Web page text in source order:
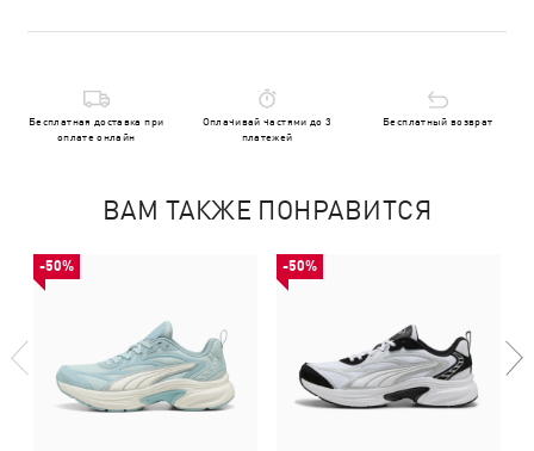
Бесплатная доставка при
оплате онлайн
Оплачивай частями до 3
платежей
Бесплатный возврат
ВАМ ТАКЖЕ ПОНРАВИТСЯ
-50% -50%